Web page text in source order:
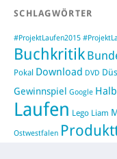
SCHLAGWÖRTER
#ProjektLaufen2015
Buchkritik
Pokal Download DVD
Gewinnspiel Google
Laufen Lego Liam
Ostwestfalen